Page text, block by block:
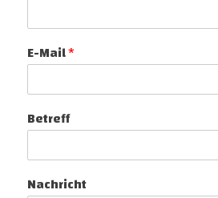
E-Mail*
Betreff
Nachricht